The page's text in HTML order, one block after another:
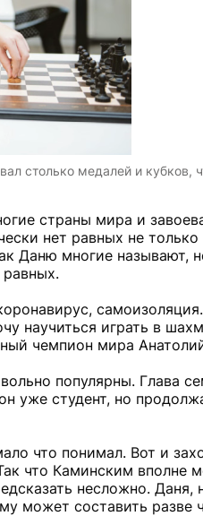
столько медалей и кубков,
страны мира и
нет равных не
Даню многие называют,
равных.
научиться играть в
чемпион мира
популярны. Глава
уже студент, но
что понимал. Вот и
что Каминским вполне
несложно.
может составить разве